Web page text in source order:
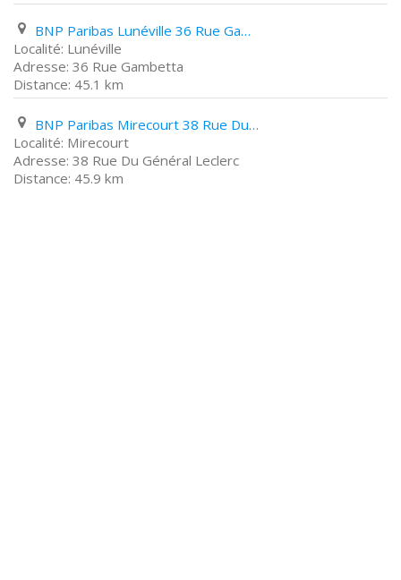
BNP Paribas Lunéville 36 Rue Gambetta
Lunéville
36 Rue Gambetta
45.1 km
BNP Paribas Mirecourt 38 Rue Du Général Leclerc
Mirecourt
38 Rue Du Général Leclerc
45.9 km